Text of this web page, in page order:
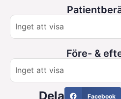
Inget att visa
Före- &
Inget att visa
Facebook
Dela